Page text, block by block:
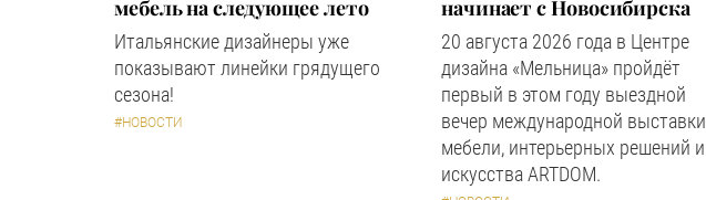
мебель на следующее лето
Итальянские дизайнеры уже
показывают линейки грядущего
сезона!
#НОВОСТИ
начинает с Новосибирска
20 августа 2026 года в Центре
дизайна «Мельница» пройдёт
первый в этом году выездной
вечер международной выставки
мебели, интерьерных решений и
искусства ARTDOM.